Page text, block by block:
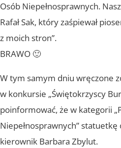
Osób Niepełnosprawnych.
Rafał Sak, który zaśpiewał
z moich stron”.
BRAWO 🙂
W tym samym dniu wręczone
w konkursie „Świętokrzyscy
poinformować, że w kategorii
Niepełnosprawnych” statuetkę
kierownik Barbara Zbylut.